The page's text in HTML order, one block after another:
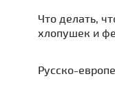
Что делать,
хлопушек и
Русско-